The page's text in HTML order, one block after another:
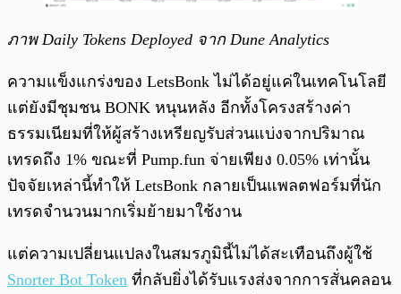
ภาพ Daily Tokens Deployed จาก Dune Analytics
ความแข็งแกร่งของ LetsBonk ไม่ได้อยู่แค่ในเทคโนโลยี
แต่ยังมีชุมชน BONK หนุนหลัง อีกทั้งโครงสร้างค่า
ธรรมเนียมที่ให้ผู้สร้างเหรียญรับส่วนแบ่งจากปริมาณ
เทรดถึง 1% ขณะที่ Pump.fun จ่ายเพียง 0.05% เท่านั้น
ปัจจัยเหล่านี้ทำให้ LetsBonk กลายเป็นแพลตฟอร์มที่นัก
เทรดจำนวนมากเริ่มย้ายมาใช้งาน
แต่ความเปลี่ยนแปลงในสมรภูมินี้ไม่ได้สะเทือนถึงผู้ใช้
Snorter Bot Token ที่กลับยิ่งได้รับแรงส่งจากการสั่นคลอน